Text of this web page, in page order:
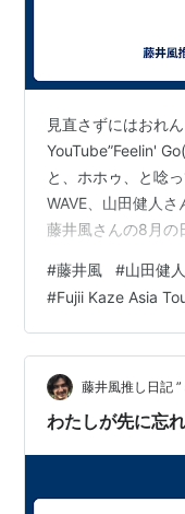
見直さずにはおれ
YouTube”Feelin'
と、ホホゥ、と唸
WAVE、山田健人
藤井風さんの8月の
のライブを作り上
他の仕事やミュー
その話になると熱
ずさんと年越し旅
はお墨付きだ。 き
熱…
#藤井風 #山田健
#Fujii Kaze Asia
藤井風推し日記
わたしが先に忘